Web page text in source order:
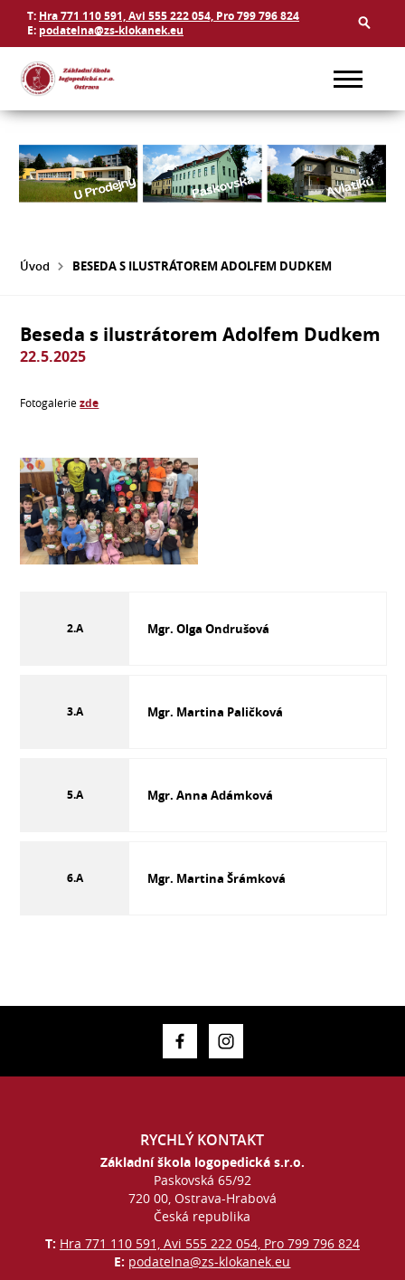
T: Hra 771 110 591, Avi 555 222 054, Pro 799 796 824
E: podatelna@zs-klokanek.eu
Úvod BESEDA S ILUSTRÁTOREM ADOLFEM DUDKEM
Beseda s ilustrátorem Adolfem Dudkem
22.5.2025
Fotogaleriezde
2.A Mgr. Olga Ondrušová
3.A Mgr. Martina Paličková
5.A Mgr. Anna Adámková
6.A Mgr. Martina Šrámková
RYCHLÝ KONTAKT
Základní škola logopedická s.r.o.
Paskovská 65/92
720 00, Ostrava-Hrabová
Česká republika
T: Hra 771 110 591, Avi 555 222 054, Pro 799 796 824
E: podatelna@zs-klokanek.eu